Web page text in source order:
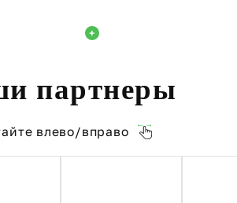
+
партнеры
влево/вправо